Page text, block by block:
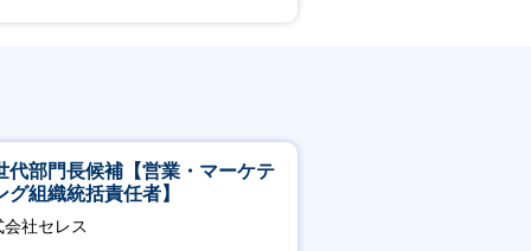
代部門長候補【営業・マーケテ
グ組織統括責任者】
会社セレス